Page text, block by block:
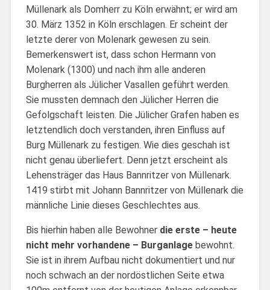
Müllenark als Domherr zu Köln erwähnt; er wird am
30. März 1352 in Köln erschlagen. Er scheint der
letzte derer von Molenark gewesen zu sein.
Bemerkenswert ist, dass schon Hermann von
Molenark (1300) und nach ihm alle anderen
Burgherren als Jülicher Vasallen geführt werden.
Sie mussten demnach den Jülicher Herren die
Gefolgschaft leisten. Die Jülicher Grafen haben es
letztendlich doch verstanden, ihren Einfluss auf
Burg Müllenark zu festigen. Wie dies geschah ist
nicht genau überliefert. Denn jetzt erscheint als
Lehensträger das Haus Bannritzer von Müllenark.
1419 stirbt mit Johann Bannritzer von Müllenark die
männliche Linie dieses Geschlechtes aus.
Bis hierhin haben alle Bewohner die erste – heute
nicht mehr vorhandene – Burganlagebewohnt.
Sie ist in ihrem Aufbau nicht dokumentiert und nur
noch schwach an der nordöstlichen Seite etwa